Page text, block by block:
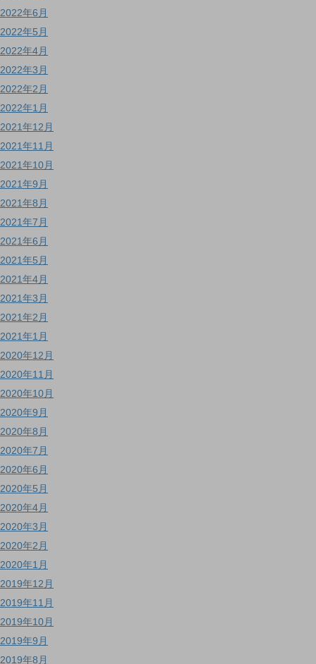
2022年6月
2022年5月
2022年4月
2022年3月
2022年2月
2022年1月
2021年12月
2021年11月
2021年10月
2021年9月
2021年8月
2021年7月
2021年6月
2021年5月
2021年4月
2021年3月
2021年2月
2021年1月
2020年12月
2020年11月
2020年10月
2020年9月
2020年8月
2020年7月
2020年6月
2020年5月
2020年4月
2020年3月
2020年2月
2020年1月
2019年12月
2019年11月
2019年10月
2019年9月
2019年8月